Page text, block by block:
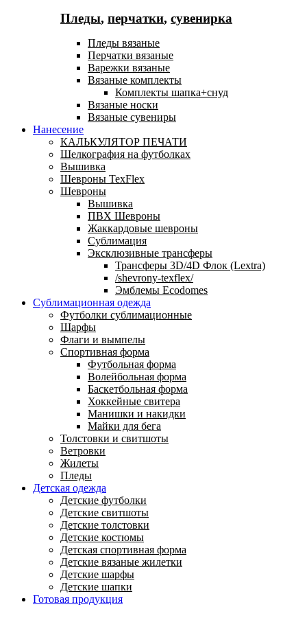
Пледы, перчатки, сувенирка
Пледы вязаные
Перчатки вязаные
Варежки вязаные
Вязаные комплекты
Комплекты шапка+снуд
Вязаные носки
Вязаные сувениры
Нанесение
КАЛЬКУЛЯТОР ПЕЧАТИ
Шелкография на футболках
Вышивка
Шевроны TexFlex
Шевроны
Вышивка
ПВХ Шевроны
Жаккардовые шевроны
Сублимация
Эксклюзивные трансферы
Трансферы 3D/4D Флок (Lextra)
/shevrony-texflex/
Эмблемы Ecodomes
Сублимационная одежда
Футболки сублимационные
Шарфы
Флаги и вымпелы
Спортивная форма
Футбольная форма
Волейбольная форма
Баскетбольная форма
Хоккейные свитера
Манишки и накидки
Майки для бега
Толстовки и свитшоты
Ветровки
Жилеты
Пледы
Детская одежда
Детские футболки
Детские свитшоты
Детские толстовки
Детские костюмы
Детская спортивная форма
Детские вязаные жилетки
Детские шарфы
Детские шапки
Готовая продукция